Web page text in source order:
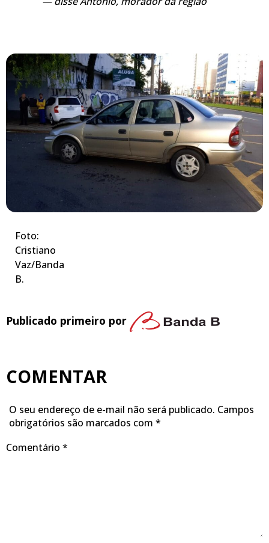
Foto:
Cristiano
Vaz/Banda
B.
Publicado primeiro por
COMENTAR
O seu endereço de e-mail não será publicado. Campos
obrigatórios são marcados com *
Comentário *